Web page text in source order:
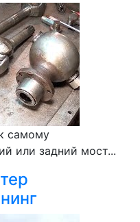
самому
или задний мост...